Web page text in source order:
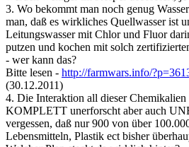
3. Wo bekommt man noch genug
man, daß es wirkliches Quellwasser ist
Leitungswasser mit Chlor und Fluor
putzen und kochen mit solch
- wer kann das?
Bitte lesen - http://farmwars.info/
(30.12.2011)
4. Die Interaktion all dieser Chemikalien
KOMPLETT unerforscht aber auch
vergessen, daß nur 900 von über
Lebensmitteln, Plastik ect bisher